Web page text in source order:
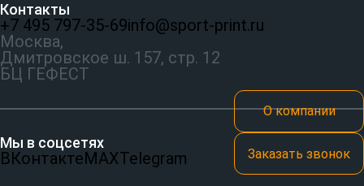
Контакты
+7 495 797‑35-69info@sport-print.ru
Москва,
Дмитровское ш. 157, стр. 12
БЦ ГЕФЕСТ
Мы в соцсетях
ВКонтактеMAXTelegram
О компании
Заказать звонок